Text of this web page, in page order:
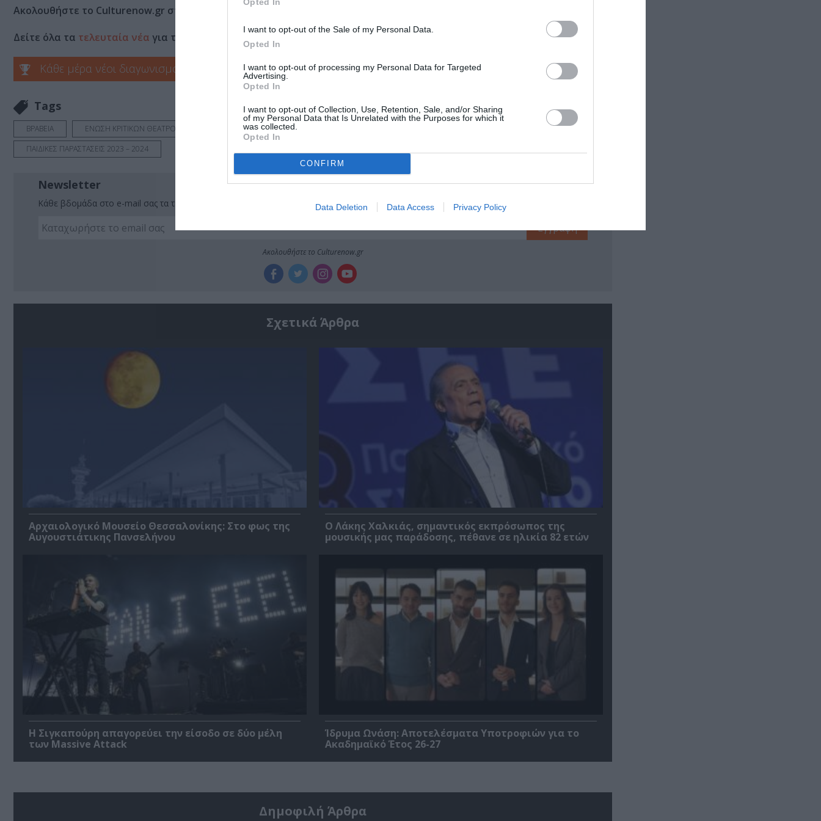
I want to opt-out of the Sale of my Personal Data.
Opted In
I want to opt-out of processing my Personal Data for Targeted
Advertising.
Opted In
I want to opt-out of Collection, Use, Retention, Sale, and/or Sharing
of my Personal Data that Is Unrelated with the Purposes for which it
was collected.
Opted In
CONFIRM
Data Deletion Data Access Privacy Policy
Ακολουθήστε το Culturenow.gr στο Google Newsκαι μάθετε πρώτοι όλες τις ειδήσεις
Δείτε όλα τα τελευταία νέα για την Τέχνη και τον Πολιτισμό στο Culturenow.gr
Κάθε μέρα νέοι διαγωνισμοί στο Culturenow.gr Δες εδώ! ❯
Tags
ΒΡΑΒΕΙΑ ΕΝΩΣΗ ΚΡΙΤΙΚΩΝ ΘΕΑΤΡΟΥ ΚΑΙ ΠΑΡΑΣΤΑΤΙΚΩΝ ΤΕΧΝΩΝ
ΚΡΑΤΙΚΟ ΘΕΑΤΡΟ ΒΟΡΕΙΟΥ ΕΛΛΑΔΟΣ
ΠΑΙΔΙΚΕΣ ΠΑΡΑΣΤΑΣΕΙΣ 2023 – 2024
Newsletter
Κάθε βδομάδα στο e-mail σας τα τελευταία νέα για την Τέχνη και τον Πολιτισμό!
Ακολουθήστε το Culturenow.gr
Σχετικά Άρθρα
Αρχαιολογικό Μουσείο Θεσσαλονίκης: Στο φως της
Αυγουστιάτικης Πανσελήνου
Ο Λάκης Χαλκιάς, σημαντικός εκπρόσωπος της
μουσικής μας παράδοσης, πέθανε σε ηλικία 82 ετών
Η Σιγκαπούρη απαγορεύει την είσοδο σε δύο μέλη
των Massive Attack
Ίδρυμα Ωνάση: Αποτελέσματα Υποτροφιών για το
Ακαδημαϊκό Έτος 26-27
Δημοφιλή Άρθρα